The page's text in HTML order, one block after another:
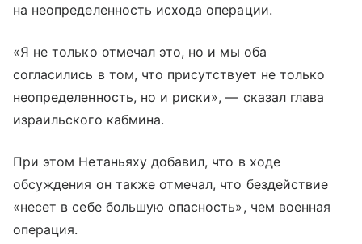
на неопределенность исхода операции.
«Я не только отмечал это, но и мы оба
согласились в том, что присутствует не только
неопределенность, но и риски», — сказал глава
израильского кабмина.
При этом Нетаньяху добавил, что в ходе
обсуждения он также отмечал, что бездействие
«несет в себе большую опасность», чем военная
операция.